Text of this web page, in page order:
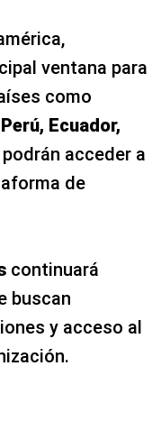
ventana para
como
Ecuador,
podrán acceder a
de
continuará
buscan
y acceso al